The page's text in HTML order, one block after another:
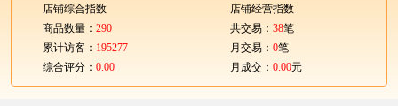
店铺综合指数
商品数量： 290
累计访客： 195277
综合评分： 0.00
店铺经营指数
共交易： 38笔
月交易： 0笔
月成交： 0.00元